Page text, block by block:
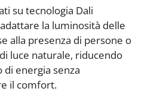
su tecnologia Dali
la luminosità delle
alla presenza di persone o
luce naturale, riducendo
di energia senza
il comfort.